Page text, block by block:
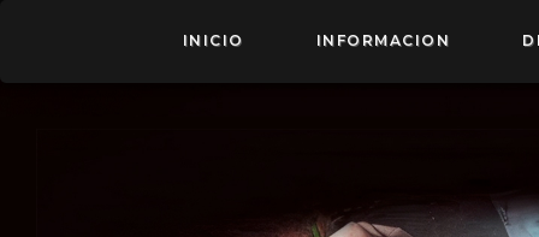
INICIO INFORMACION